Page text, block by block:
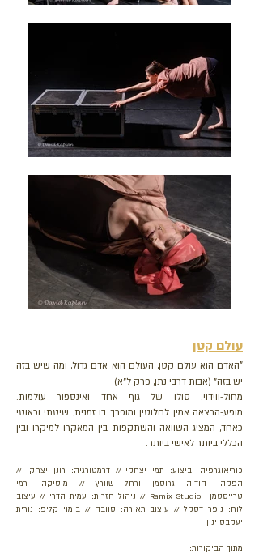
עולם קטן
"האדם הוא עולם קטן, העולם הוא אדם גדול, ומה שיש בזה
יש בזה" (אבות דרבי נתן, פרק ל"א)
מחול-ווידוי. סולו של גוף אחד ואינספור עולמות.
מופע-הרצאה אמין לחלוטין ומופרך בו זמנית, שיטתי וכאוטי
כאחד, המציג השוואה והשתקפות בין המאקרו למיקרו ובין
הכללי ביותר לאישי ביותר.
כוריאוגרפיה וביצוע: תמי יצחקי // ​דרמטורגיה: רונן יצחקי //
הפקה: הודיה גרוסמן ורחל שוורץ // מוסיקה: רמי
טרייסטמן
// ניהול חזרות: עמית הדרי // עיצוב
לוח: נופר דסקל // עיצוב תאורה: סוובה // בימוי קליפ: נורית
יעקבס ינון
מתוך הביקורות: